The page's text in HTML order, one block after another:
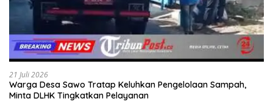
21 Juli 2026
Warga Desa Sawo Tratap Keluhkan Pengelolaan Sampah,
Minta DLHK Tingkatkan Pelayanan